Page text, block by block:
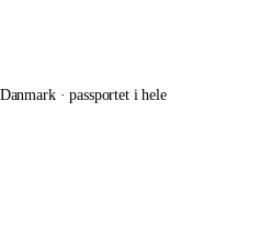
· passportet i hele